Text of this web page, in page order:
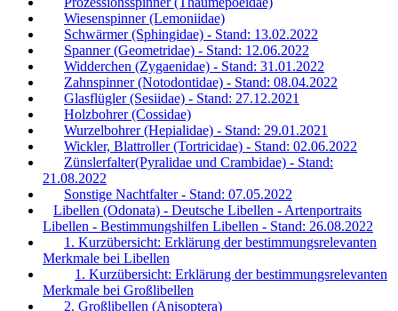
Wiesenspinner (Lemoniidae)
Schwärmer (Sphingidae) - Stand: 13.02.2022
Spanner (Geometridae) - Stand: 12.06.2022
Widderchen (Zygaenidae) - Stand: 31.01.2022
Zahnspinner (Notodontidae) - Stand: 08.04.2022
Glasflügler (Sesiidae) - Stand: 27.12.2021
Holzbohrer (Cossidae)
Wurzelbohrer (Hepialidae) - Stand: 29.01.2021
Wickler, Blattroller (Tortricidae) - Stand: 02.06.2022
Zünslerfalter(Pyralidae und Crambidae) - Stand:
21.08.2022
Sonstige Nachtfalter - Stand: 07.05.2022
Libellen (Odonata) - Deutsche Libellen - Artenportraits
Libellen - Bestimmungshilfen Libellen - Stand: 26.08.2022
1. Kurzübersicht: Erklärung der bestimmungsrelevanten
Merkmale bei Libellen
1. Kurzübersicht: Erklärung der bestimmungsrelevanten
Merkmale bei Großlibellen
2. Großlibellen (Anisoptera)